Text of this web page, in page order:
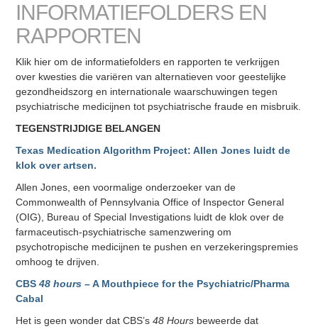
INFORMATIEFOLDERS EN
RAPPORTEN
Klik hier om de informatiefolders en rapporten te verkrijgen
over kwesties die variëren van alternatieven voor geestelijke
gezondheidszorg en internationale waarschuwingen tegen
psychiatrische medicijnen tot psychiatrische fraude en misbruik.
TEGENSTRIJDIGE BELANGEN
Texas Medication Algorithm Project: Allen Jones luidt de
klok over artsen.
Allen Jones, een voormalige onderzoeker van de
Commonwealth of Pennsylvania Office of Inspector General
(OIG), Bureau of Special Investigations luidt de klok over de
farmaceutisch-psychiatrische samenzwering om
psychotropische medicijnen te pushen en verzekeringspremies
omhoog te drijven.
CBS 48 hours – A Mouthpiece for the Psychiatric/Pharma
Cabal
Het is geen wonder dat CBS’s 48 Hours beweerde dat